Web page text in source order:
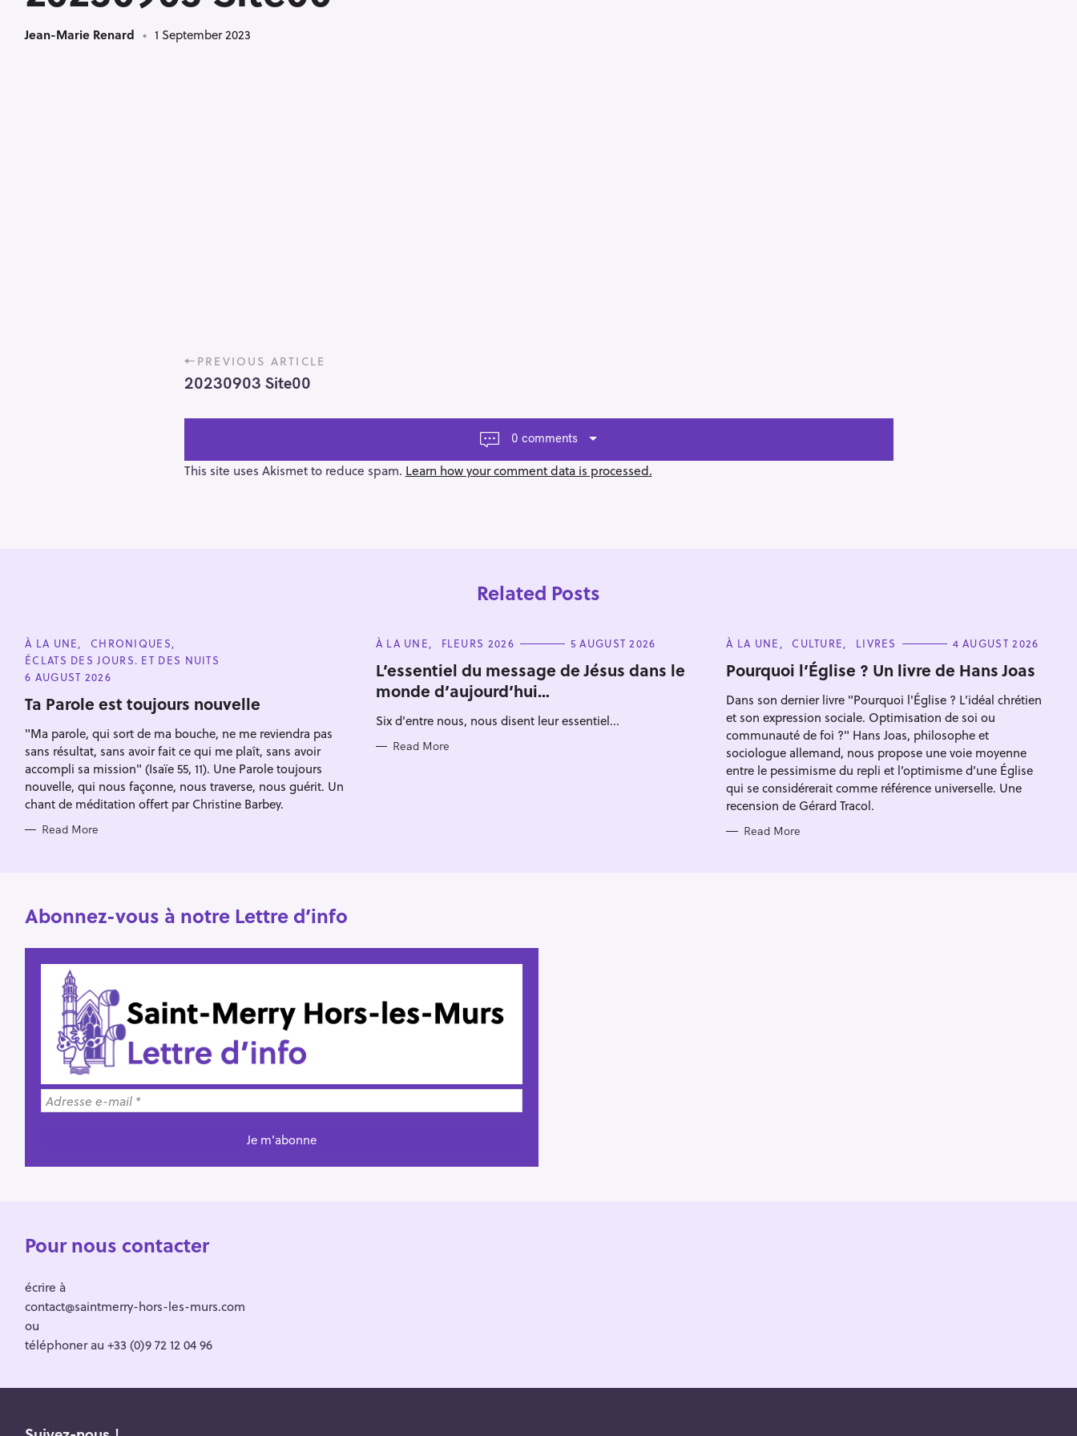
Jean-Marie Renard 1 September 2023
P
o
s
t
v
PREVIOUS ARTICLE
20230903 Site00
0 comments
This site uses Akismet to reduce spam. Learn how your comment data is processed.
Related Posts
C
A
T
E
O
R
E
S
À LA UNE
CHRONIQUES
ÉCLATS DES JOURS. ET DES NUITS
6 AUGUST 2026
Ta Parole est toujours nouvelle
"Ma parole, qui sort de ma bouche, ne me reviendra pas
sans résultat, sans avoir fait ce qui me plaît, sans avoir
accompli sa mission" (Isaïe 55, 11). Une Parole toujours
nouvelle, qui nous façonne, nous traverse, nous guérit. Un
chant de méditation offert par Christine Barbey.
Read More
C
T
E
G
O
I
S
À LA UNE FLEURS 2026 5 AUGUST 2026
L’essentiel du message de Jésus dans le
monde d’aujourd’hui…
Six d'entre nous, nous disent leur essentiel...
Read More
C
T
E
O
R
I
E
S
À LA UNE CULTURE LIVRES 4 AUGUST 2026
Pourquoi l’Église ? Un livre de Hans Joas
Dans son dernier livre "Pourquoi l'Église ? L’idéal chrétien
et son expression sociale. Optimisation de soi ou
communauté de foi ?" Hans Joas, philosophe et
sociologue allemand, nous propose une voie moyenne
entre le pessimisme du repli et l’optimisme d’une Église
qui se considérerait comme référence universelle. Une
recension de Gérard Tracol.
Read More
Abonnez-vous à notre Lettre d’info
Pour nous contacter
écrire à
contact@saintmerry-hors-les-murs.com
ou
téléphoner au +33 (0)9 72 12 04 96
a
r
h
f
o
r
: